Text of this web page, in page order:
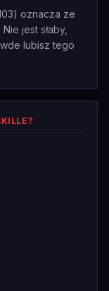
oznacza ze
jest słaby,
lubisz tego